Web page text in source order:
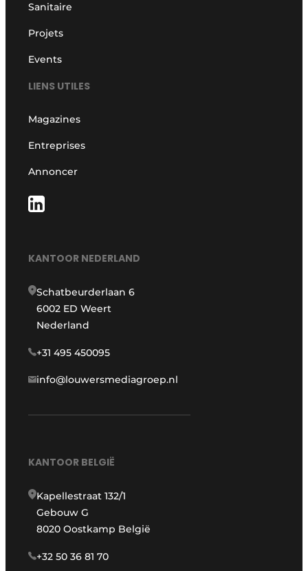
Sanitaire
Projets
Events
LIENS UTILES
Magazines
Entreprises
Annoncer
KANTOOR NEDERLAND
Schatbeurderlaan 6
6002 ED Weert
Nederland
+31 495 450095
info@louwersmediagroep.nl
KANTOOR BELGIË
Kapellestraat 132/1
Gebouw G
8020 Oostkamp België
+32 50 36 81 70